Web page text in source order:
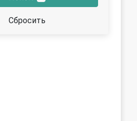
Сбросить